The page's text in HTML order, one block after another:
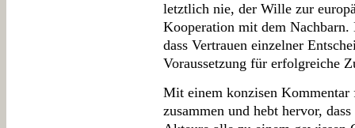
letztlich nie, der Wille zur
Kooperation mit dem
dass Vertrauen einzelner
Voraussetzung für erfolgreiche
Mit einem konzisen Kommentar
zusammen und hebt hervor,